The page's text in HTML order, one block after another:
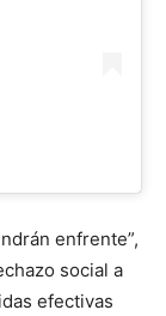
enfrente”,
social a
efectivas